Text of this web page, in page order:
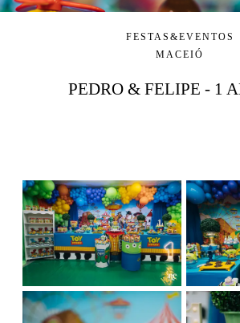
FESTAS&EVENTOS
MACEIÓ
PEDRO & FELIPE - 1